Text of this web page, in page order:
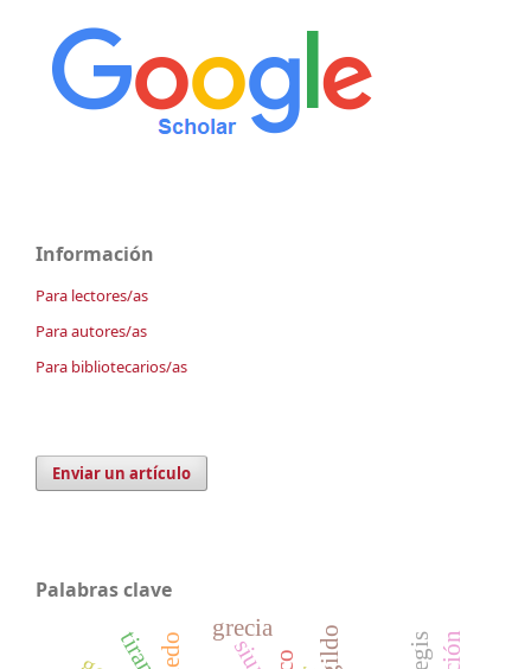
Información
Para lectores/as
Para autores/as
Para bibliotecarios/as
Enviar un artículo
Palabras clave
grecia